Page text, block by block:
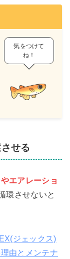
気をつけて
ね！
せる
エアレーショ
環させないと
ジェックス)
由とメンテナ